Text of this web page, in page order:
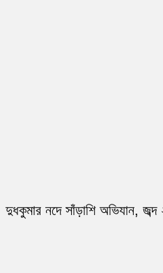
দুধকুমার নদে সাঁড়াশি অভিযান,